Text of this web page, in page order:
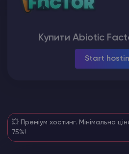
Ark Survival Evolved
Купити Abiotic
Start
💥 Преміум хостинг. Мінімальна
75%!